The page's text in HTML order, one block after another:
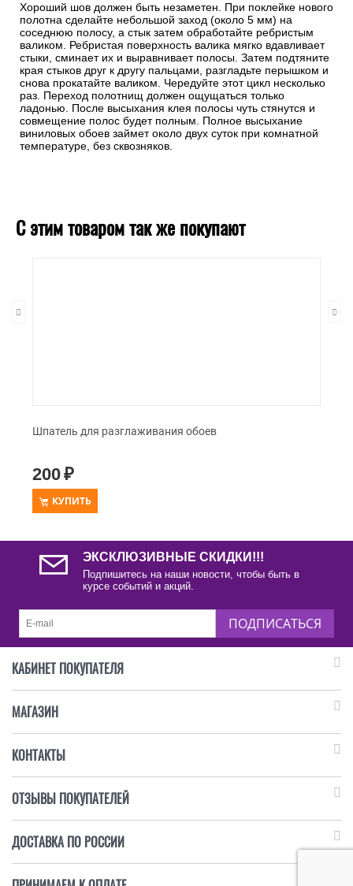
Хороший шов должен быть незаметен. При поклейке нового
полотна сделайте небольшой заход (около 5 мм) на
соседнюю полосу, а стык затем обработайте ребристым
валиком. Ребристая поверхность валика мягко вдавливает
стыки, сминает их и выравнивает полосы. Затем подтяните
края стыков друг к другу пальцами, разгладьте перышком и
снова прокатайте валиком. Чередуйте этот цикл несколько
раз. Переход полотнищ должен ощущаться только
ладонью. После высыхания клея полосы чуть стянутся и
совмещение полос будет полным. Полное высыхание
виниловых обоев займет около двух суток при комнатной
температуре, без сквозняков.
С этим товаром так же покупают
Шпатель для разглаживания обоев
200₽
КУПИТЬ
ЭКСКЛЮЗИВНЫЕ СКИДКИ!!!
Подпишитесь на наши новости, чтобы быть в
курсе событий и акций.
ПОДПИСАТЬСЯ
КАБИНЕТ ПОКУПАТЕЛЯ
МАГАЗИН
КОНТАКТЫ
ОТЗЫВЫ ПОКУПАТЕЛЕЙ
ДОСТАВКА ПО РОССИИ